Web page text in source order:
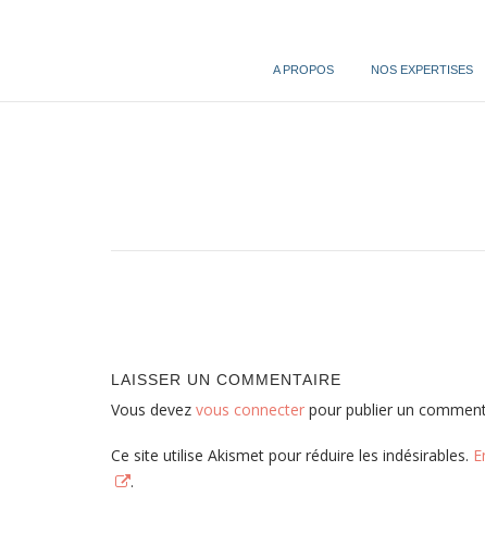
A PROPOS NOS EXPERTISES
navigation
LAISSER UN COMMENTAIRE
Vous devez vous connecter pour publier un
Ce site utilise Akismet pour réduire les indésirables.
.